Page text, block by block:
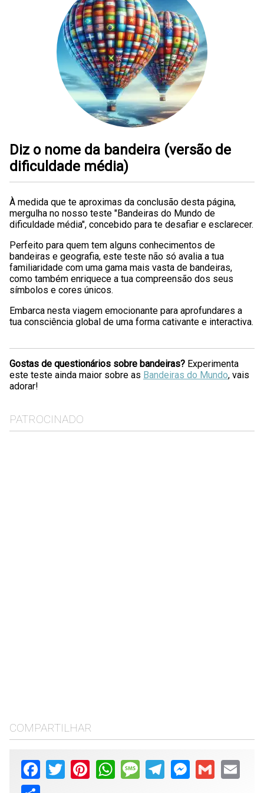
Diz o nome da bandeira (versão de
dificuldade média)
À medida que te aproximas da conclusão desta página,
mergulha no nosso teste "Bandeiras do Mundo de
dificuldade média", concebido para te desafiar e esclarecer.
Perfeito para quem tem alguns conhecimentos de
bandeiras e geografia, este teste não só avalia a tua
familiaridade com uma gama mais vasta de bandeiras,
como também enriquece a tua compreensão dos seus
símbolos e cores únicos.
Embarca nesta viagem emocionante para aprofundares a
tua consciência global de uma forma cativante e interactiva.
Gostas de questionários sobre bandeiras? Experimenta
este teste ainda maior sobre as Bandeiras do Mundo, vais
adorar!
PATROCINADO
COMPARTILHAR
Facebook
Twitter PinterestWhatsAppMessageTelegramMessenger
Gmail Email
Share